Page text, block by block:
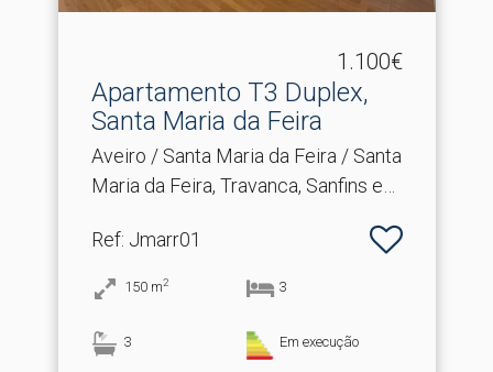
1.100€
Apartamento T3 Duplex,
Santa Maria da Feira
Aveiro / Santa Maria da Feira / Santa
Maria da Feira, Travanca, Sanfins e
Ref: Jmarr01
150 m2 3
3 Em execução